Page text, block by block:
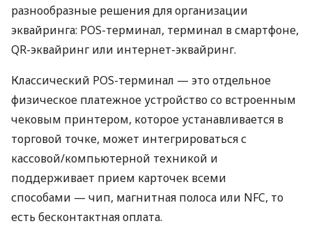
разнообразные решения для организации
эквайринга: POS-терминал, терминал в смартфоне,
QR-эквайринг или интернет-эквайринг.
Классический POS-терминал — это отдельное
физическое платежное устройство со встроенным
чековым принтером, которое устанавливается в
торговой точке, может интегрироваться с
кассовой/компьютерной техникой и
поддерживает прием карточек всеми
способами — чип, магнитная полоса или NFC, то
есть бесконтактная оплата.